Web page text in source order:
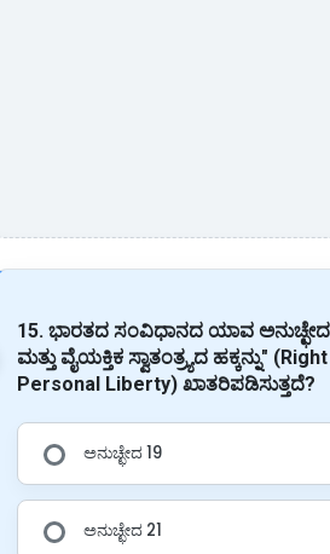
15. ಭಾರತದ ಸಂವಿಧಾನದ ಯಾವ
ಮತ್ತು ವೈಯಕ್ತಿಕ ಸ್ವಾತಂತ್ರ್ಯದ ಹಕ್ಕನ್ನು"
Personal Liberty) ಖಾತರಿಪಡಿಸುತ್ತದೆ?
ಅನುಚ್ಛೇದ 19
ಅನುಚ್ಛೇದ 21